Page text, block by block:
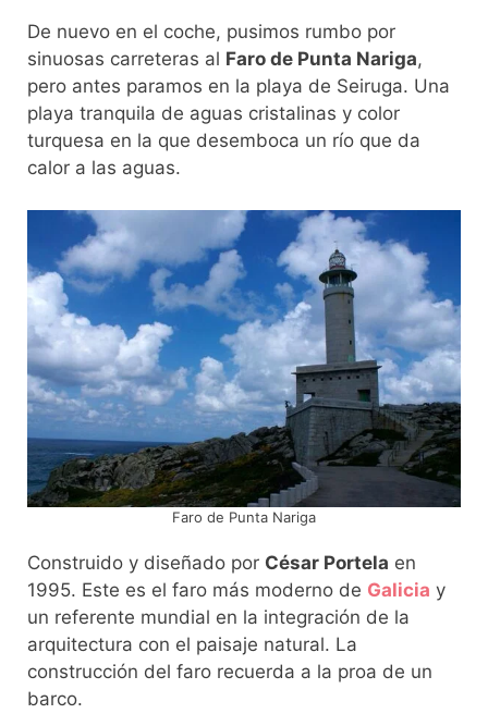
De nuevo en el coche, pusimos rumbo por
sinuosas carreteras al Faro de Punta Nariga,
pero antes paramos en la playa de Seiruga. Una
playa tranquila de aguas cristalinas y color
turquesa en la que desemboca un río que da
calor a las aguas.
Faro de Punta Nariga
Construido y diseñado por César Portela en
1995. Este es el faro más moderno de Galicia y
un referente mundial en la integración de la
arquitectura con el paisaje natural. La
construcción del faro recuerda a la proa de un
barco.